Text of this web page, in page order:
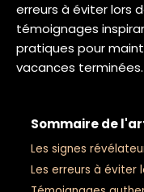
erreurs à éviter lors
témoignages
pratiques pour
vacances terminées.
Sommaire de
Les signes
Les erreurs à éviter